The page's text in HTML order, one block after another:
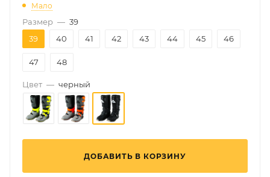
Мало
Размер — 39
39
40 41 42 43 44 45 46
47 48
Цвет — черный
ДОБАВИТЬ В КОРЗИНУ